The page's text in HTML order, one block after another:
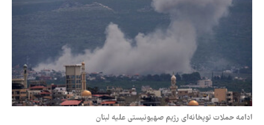
ادامه حملات توپخانه‌ای رژیم صهیونیستی علیه لبنان